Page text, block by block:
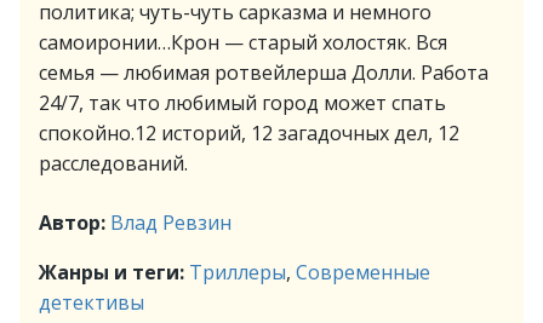
политика; чуть-чуть сарказма и немного
самоиронии…Крон — старый холостяк. Вся
семья — любимая ротвейлерша Долли. Работа
24/7, так что любимый город может спать
спокойно.12 историй, 12 загадочных дел, 12
расследований.
Автор: Влад Ревзин
Жанры и теги: Триллеры, Современные
детективы